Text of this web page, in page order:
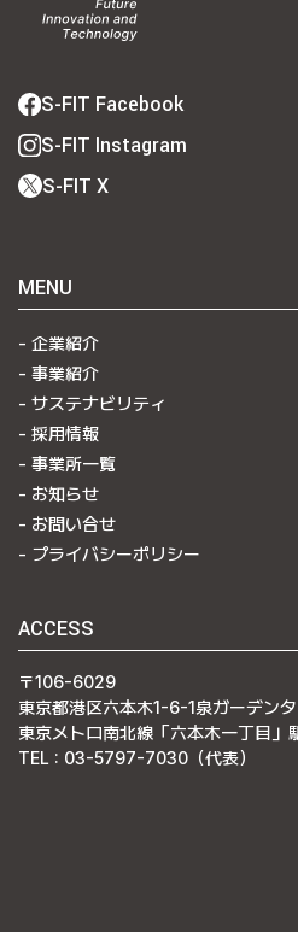
S-FIT Facebook
S-FIT Instagram
S-FIT X
MENU
企業紹介
事業紹介
サステナビリティ
採用情報
事業所一覧
お知らせ
お問い合せ
プライバシーポリシー
ACCESS
〒106-6029
東京都港区六本木1-6-1泉ガーデン
東京メトロ南北線「六本木一丁目」
TEL : 03-5797-7030（代表）